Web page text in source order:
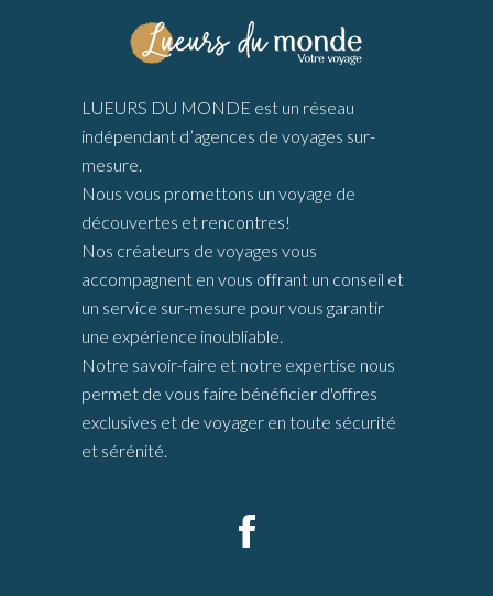
LUEURS DU MONDE est un réseau
indépendant d’agences de voyages sur-
mesure.
Nous vous promettons un voyage de
découvertes et rencontres!
Nos créateurs de voyages vous
accompagnent en vous offrant un conseil et
un service sur-mesure pour vous garantir
une expérience inoubliable.
Notre savoir-faire et notre expertise nous
permet de vous faire bénéficier d'offres
exclusives et de voyager en toute sécurité
et sérénité.